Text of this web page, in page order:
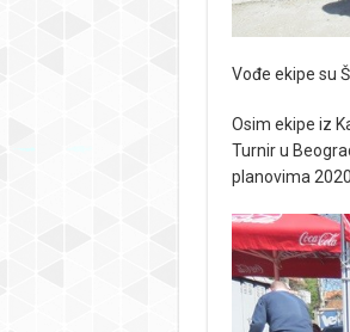
Vođe ekipe su
Osim ekipe iz
Turnir u
planovima